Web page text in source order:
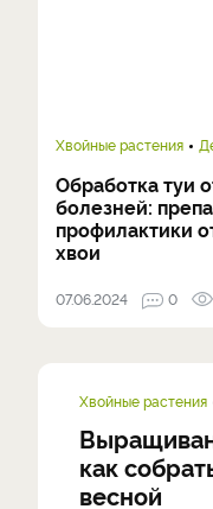
Хвойные растения
Обработка туи
болезней:
профилактики
хвои
07.06.2024 0
Хвойные растения
как
весной